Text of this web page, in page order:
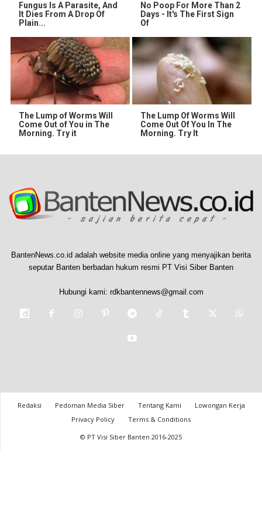
Fungus Is A Parasite, And
It Dies From A Drop Of
Plain...
No Poop For More Than 2
Days - It's The First Sign
Of
The Lump of Worms Will
Come Out of You in The
Morning. Try it
The Lump Of Worms Will
Come Out Of You In The
Morning. Try It
BantenNews.co.id adalah website media online yang menyajikan berita
seputar Banten berbadan hukum resmi PT Visi Siber Banten
Hubungi kami: rdkbantennews@gmail.com
Redaksi Pedoman Media Siber Tentang Kami
Lowongan Kerja
Privacy Policy
Terms & Conditions
© PT Visi Siber Banten 2016-2025